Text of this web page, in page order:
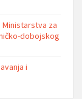
za
dobojskog
i